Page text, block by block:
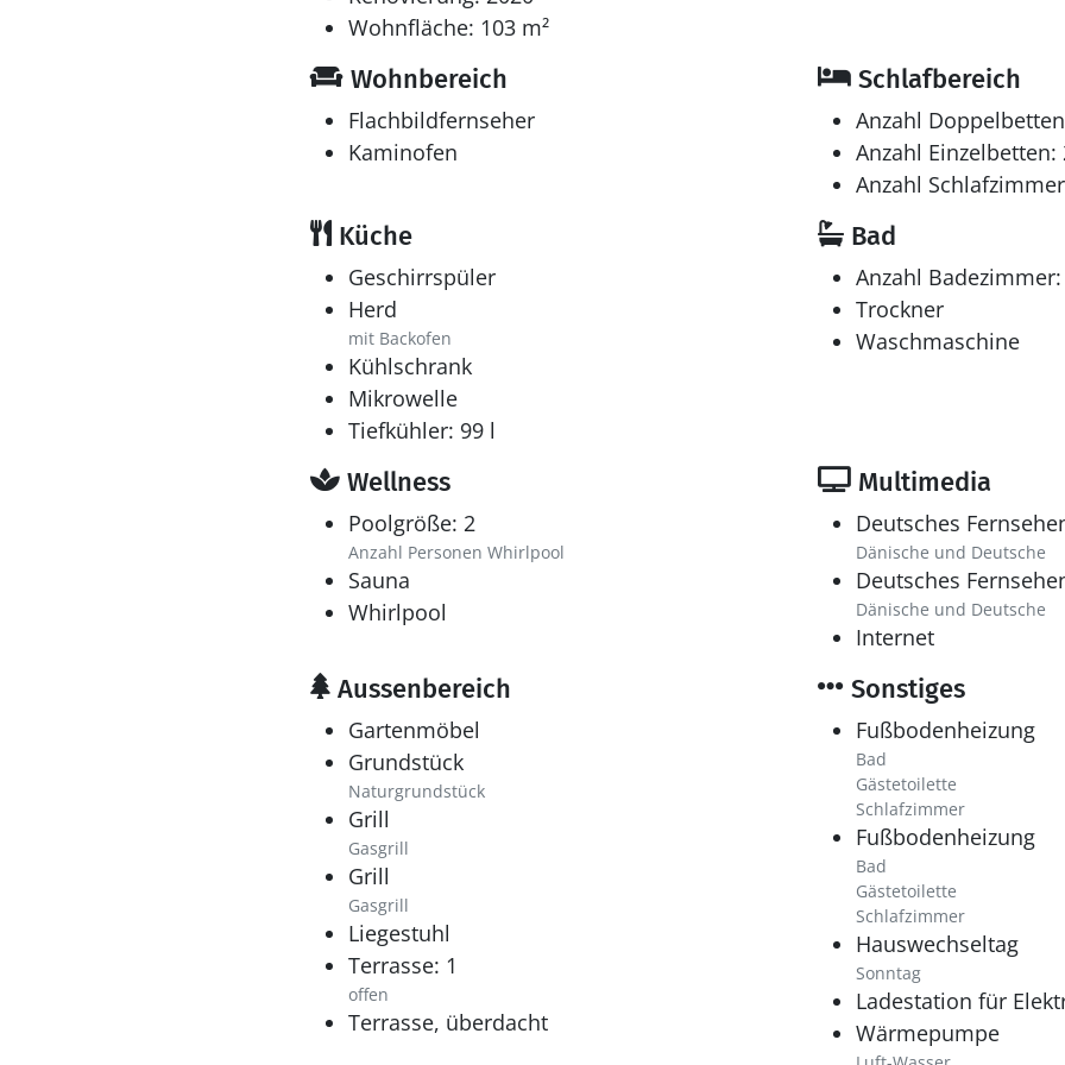
Wohnfläche: 103 m²
Wohnbereich
Flachbildfernseher
Kaminofen
Schlafbereich
Anzahl
Anzahl Einzelbetten:
Anzahl
Küche
Geschirrspüler
Herd
mit Backofen
Kühlschrank
Mikrowelle
Tiefkühler: 99 l
Bad
Anzahl Badezimmer:
Trockner
Waschmaschine
Wellness
Poolgröße: 2
Anzahl Personen Whirlpool
Sauna
Whirlpool
Multimedia
Deutsches
Dänische und Deutsche
Deutsches
Dänische und Deutsche
Internet
Aussenbereich
Gartenmöbel
Grundstück
Naturgrundstück
Grill
Gasgrill
Grill
Gasgrill
Liegestuhl
Terrasse: 1
offen
Terrasse, überdacht
Sonstiges
Fußbodenheizung
Bad
Gästetoilette
Schlafzimmer
Fußbodenheizung
Bad
Gästetoilette
Schlafzimmer
Hauswechseltag
Sonntag
Ladestation für
Wärmepumpe